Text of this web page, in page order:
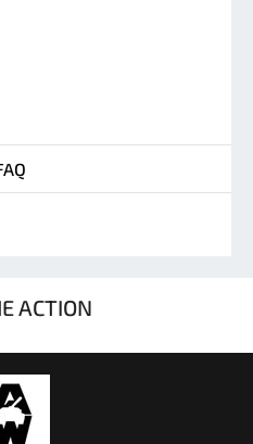
ACTION